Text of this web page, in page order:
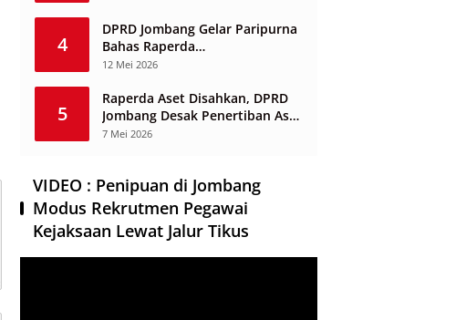
4
DPRD Jombang Gelar Paripurna
Bahas Raperda
Penyelenggaraan Jasa
12 Mei 2026
5
Raperda Aset Disahkan, DPRD
Jombang Desak Penertiban Aset
Dikuasai Pihak Ketiga
7 Mei 2026
VIDEO : Penipuan di Jombang
Modus Rekrutmen Pegawai
Kejaksaan Lewat Jalur Tikus